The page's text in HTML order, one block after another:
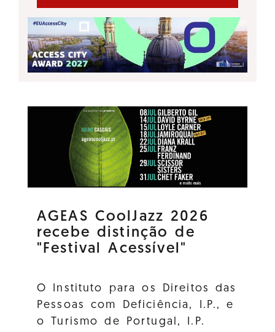
AGEAS CoolJazz 2026
recebe distinção de
"Festival Acessível"
O Instituto para os Direitos das
Pessoas com Deficiência, I.P., e
o Turismo de Portugal, I.P.